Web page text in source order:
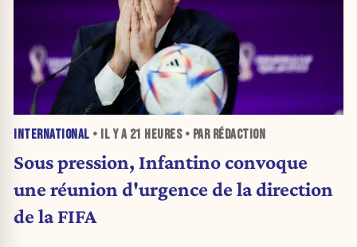
INTERNATIONAL • IL Y A 21 HEURES• PAR RÉDACTION
Sous pression, Infantino convoque
une réunion d'urgence de la direction
de la FIFA